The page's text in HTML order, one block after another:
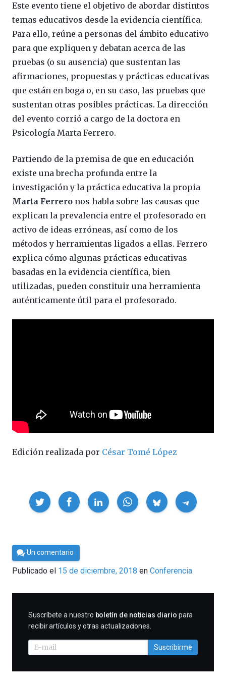
Este evento tiene el objetivo de abordar distintos
temas educativos desde la evidencia científica.
Para ello, reúne a personas del ámbito educativo
para que expliquen y debatan acerca de las
pruebas (o su ausencia) que sustentan las
afirmaciones, propuestas y prácticas educativas
que están en boga o, en su caso, las pruebas que
sustentan otras posibles prácticas. La dirección
del evento corrió a cargo de la doctora en
Psicología Marta Ferrero.
Partiendo de la premisa de que en educación
existe una brecha profunda entre la
investigación y la práctica educativa la propia
Marta Ferrero nos habla sobre las causas que
explican la prevalencia entre el profesorado en
activo de ideas erróneas, así como de los
métodos y herramientas ligados a ellas. Ferrero
explica cómo algunas prácticas educativas
basadas en la evidencia científica, bien
utilizadas, pueden constituir una herramienta
auténticamente útil para el profesorado.
Edición realizada por César Tomé López
Compartir
Por
César
Tomé
Un comentario
Publicado el 15 de diciembre, 2018 en Conferencia
SUSCRIBIRME
Suscríbete a nuestro boletín de noticias diario para
recibir artículos y otras actualizaciones.
Suscribirme